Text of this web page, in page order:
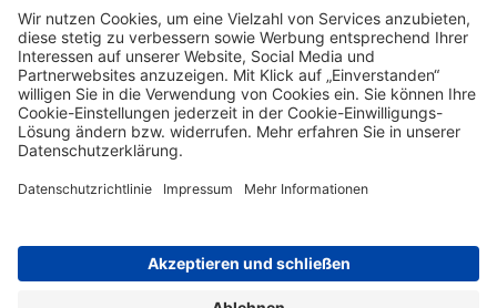
Impressum Datenschutz Barrierefreiheit